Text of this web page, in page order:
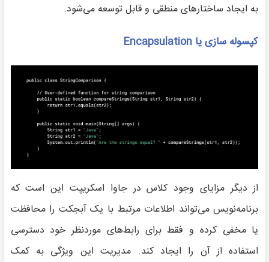
به ایجاد ساختارهای منطقی و قابل توسعه می‌شود.
کپسوله سازی یا Encapsulation
از دیگر مزایای وجود کلاس در جاوا اسکریپت این است که
برنامه‌نویس می‌تواند اطلاعات مرتبط با یک آبجکت را محافظت
یا مخفی کرده و فقط برای رابط‌های موردنظر خود دسترسی
استفاده از آن را ایجاد کند. مدیریت این ویژگی به کمک